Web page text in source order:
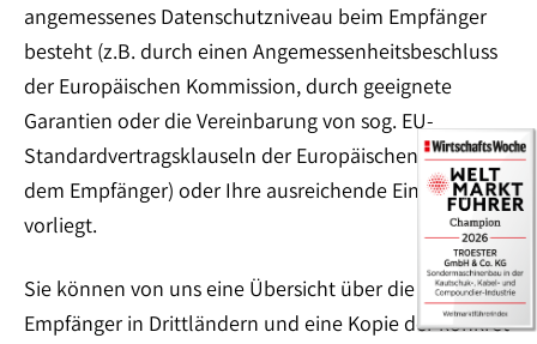
angemessenes Datenschutzniveau beim Empfänger
besteht (z.B. durch einen Angemessenheitsbeschluss
der Europäischen Kommission, durch geeignete
Garantien oder die Vereinbarung von sog. EU-
Standardvertragsklauseln der Europäischen Union mit
dem Empfänger) oder Ihre ausreichende Einwilligung
vorliegt.
Sie können von uns eine Übersicht über die
Empfänger in Drittländern und eine Kopie der konkret